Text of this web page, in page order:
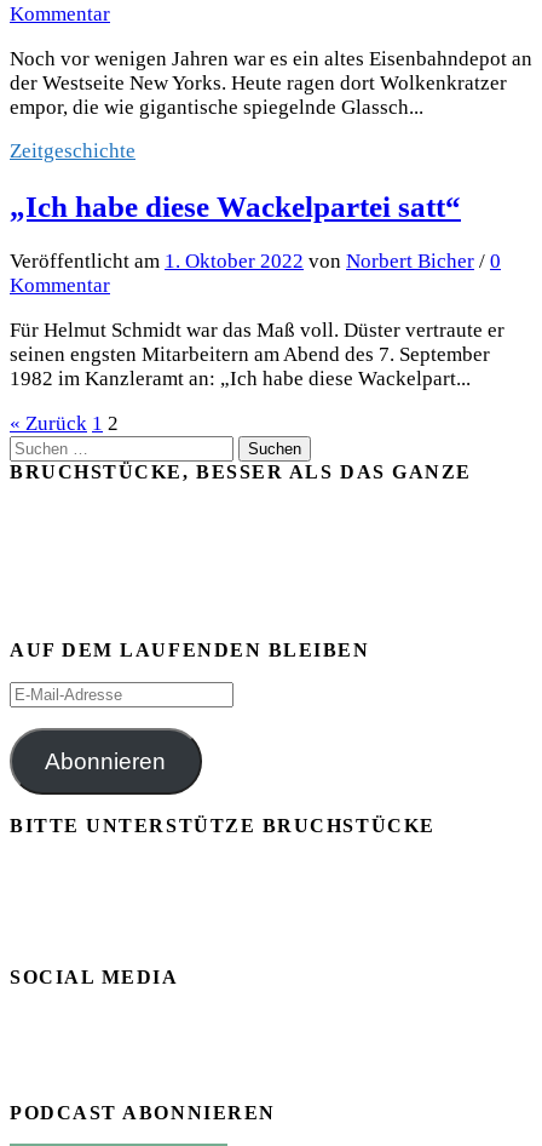
Kommentar
Noch vor wenigen Jahren war es ein altes Eisenbahndepot an
der Westseite New Yorks. Heute ragen dort Wolkenkratzer
empor, die wie gigantische spiegelnde Glassch...
Zeitgeschichte
„Ich habe diese Wackelpartei satt“
Veröffentlicht am 1. Oktober 2022 von Norbert Bicher / 0
Kommentar
Für Helmut Schmidt war das Maß voll. Düster vertraute er
seinen engsten Mitarbeitern am Abend des 7. September
1982 im Kanzleramt an: „Ich habe diese Wackelpart...
Seitennummerierung
der
« Zurück 1 2
Suchen
nach:
BRUCHSTÜCKE, BESSER ALS DAS GANZE
AUF DEM LAUFENDEN BLEIBEN
E-
Adresse
Abonnieren
BITTE UNTERSTÜTZE BRUCHSTÜCKE
SOCIAL MEDIA
PODCAST ABONNIEREN